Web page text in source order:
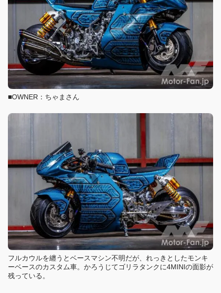
■OWNER：ちゃまさん
フルカウルを纏うとベースマシン不明だが、れっきとしたモンキ
ーベースのカスタム車。かろうじてゴリラタンクに4MINIの面影が
残っている。